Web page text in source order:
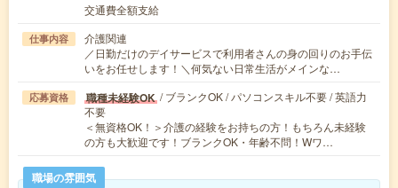
交通費全額支給
仕事内容
介護関連
／日勤だけのデイサービスで利用者さんの身の回りのお手伝
いをお任せします！＼何気ない日常生活がメインな…
応募資格 職種未経験OK / ブランクOK / パソコンスキル不要 / 英語力
不要
＜無資格OK！＞介護の経験をお持ちの方！もちろん未経験
の方も大歓迎です！ブランクOK・年齢不問！Wワ…
職場の雰囲気